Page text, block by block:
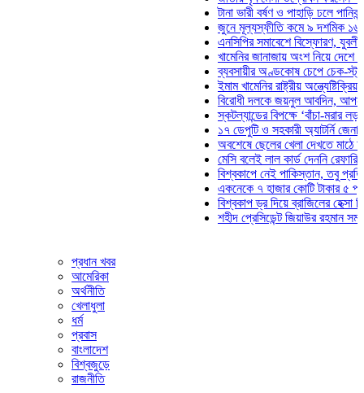
টানা ভারী বর্ষণ ও পাহাড়ি ঢলে পানিবন্দি
জুনে মূল্যস্ফীতি কমে ৯ দশমিক ১৬ শতাংশ
এনসিপির সমাবেশে বিস্ফোরণ, যুবলীগের দুই
খামেনির জানাজায় অংশ নিয়ে দেশে ফিরলেন
ব্যবসায়ীর অণ্ডকোষ চেপে চেক-স্ট্যাম্পে
ইমাম খামেনির রাষ্ট্রীয় অন্ত্যেষ্টিক্রিয়ায়
বিরোধী দলকে জয়নুল আবদিন, আপনারা ৭১
স্কটল্যান্ডের বিপক্ষে ‘বাঁচা-মরার লড়াইয়ে’
১৭ ডেপুটি ও সহকারী অ্যাটর্নি জেনারেলের
অবশেষে ছেলের খেলা দেখতে মাঠে আসছেন
মেসি বলেই লাল কার্ড দেননি রেফারি! ফাউল
বিশ্বকাপে নেই পাকিস্তান, তবু প্রতিটি গোলে
একনেকে ৭ হাজার কোটি টাকার ৫ প্রকল্পের
বিশ্বকাপ ড্র দিয়ে ব্রাজিলের হেক্সা মিশন শুরু
শহীদ প্রেসিডেন্ট জিয়াউর রহমান সমাধিতে
প্রধান খবর
আমেরিকা
অর্থনীতি
খেলাধুলা
ধর্ম
প্রবাস
বাংলাদেশ
বিশ্বজুড়ে
রাজনীতি